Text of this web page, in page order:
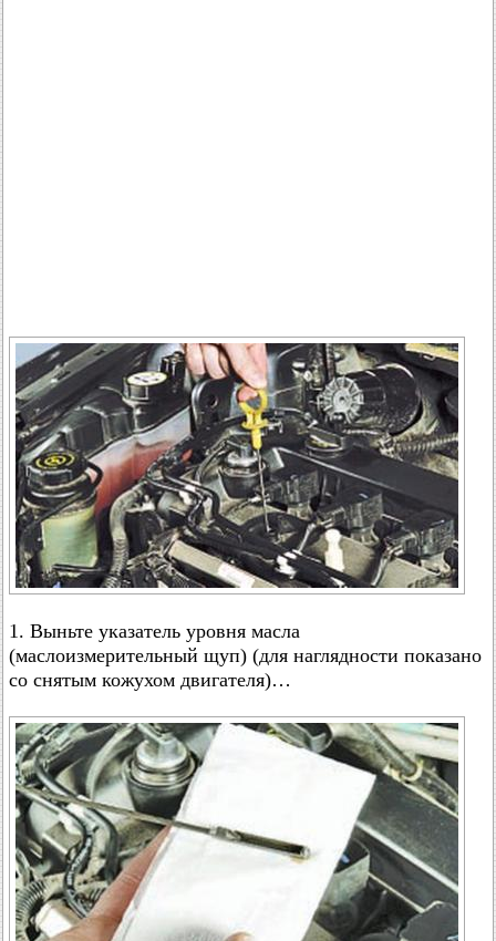
1. Выньте указатель уровня масла
(маслоизмерительный щуп) (для наглядности показано
со снятым кожухом двигателя)…